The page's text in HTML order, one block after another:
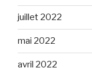
juillet 2022
mai 2022
avril 2022